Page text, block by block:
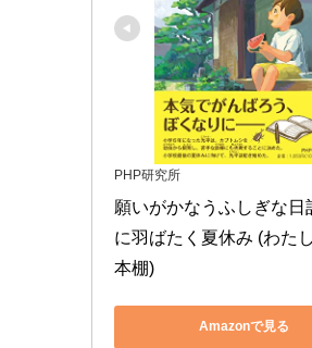
PHP研究所
願いがかなうふしぎな日
に羽ばたく夏休み (わた
本棚)
Amazonで見る